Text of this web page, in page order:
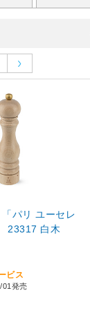
パリ ユーセレ
23317 白木
ビス
01発売